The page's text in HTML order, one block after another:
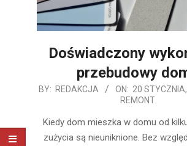
Doświadczony
przebudowy
2020-
20
BY: REDAKCJA ON: 20
REMONT
Kiedy dom mieszka w domu od
zużycia są nieuniknione. Bez